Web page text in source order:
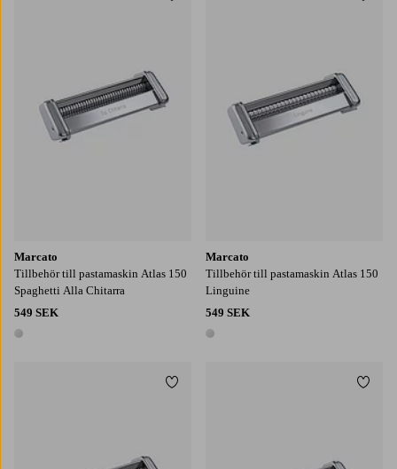
Marcato
Tillbehör till pastamaskin Atlas 150
Spaghetti Alla Chitarra
549 SEK
1 färg
Marcato
Tillbehör till pastamaskin Atlas 150
Linguine
549 SEK
1 färg
Lägg till i favoriter